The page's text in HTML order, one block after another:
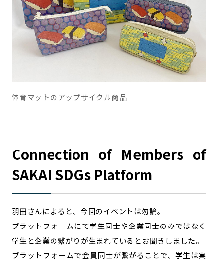
体育マットのアップサイクル商品
Connection of Members of
SAKAI SDGs Platform
羽田さんによると、今回のイベントは勿論。
プラットフォームにて学生同士や企業同士のみではなく
学生と企業の繋がりが生まれているとお聞きしました。
プラットフォームで会員同士が繋がることで、学生は実